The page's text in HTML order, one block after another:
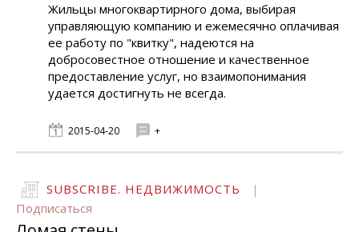
Жильцы многоквартирного дома, выбирая
управляющую компанию и ежемесячно оплачивая
ее работу по "квитку", надеются на
добросовестное отношение и качественное
предоставление услуг, но взаимопонимания
удается достигнуть не всегда.
2015-04-20 +
SUBSCRIBE. НЕДВИЖИМОСТЬ
|
Подписаться